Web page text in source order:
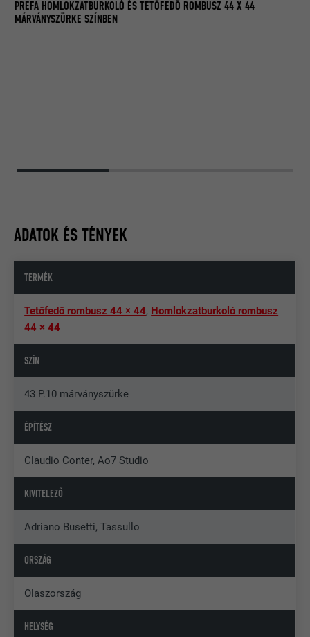
PREFA HOMLOKZATBURKOLÓ ÉS TETŐFEDŐ ROMBUSZ 44 X 44
MÁRVÁNYSZÜRKE SZÍNBEN
ADATOK ÉS TÉNYEK
TERMÉK
Tetőfedő rombusz 44 × 44, Homlokzatburkoló rombusz
44 × 44
SZÍN
43 P.10 márványszürke
ÉPÍTÉSZ
Claudio Conter, Ao7 Studio
KIVITELEZŐ
Adriano Busetti, Tassullo
ORSZÁG
Olaszország
HELYSÉG